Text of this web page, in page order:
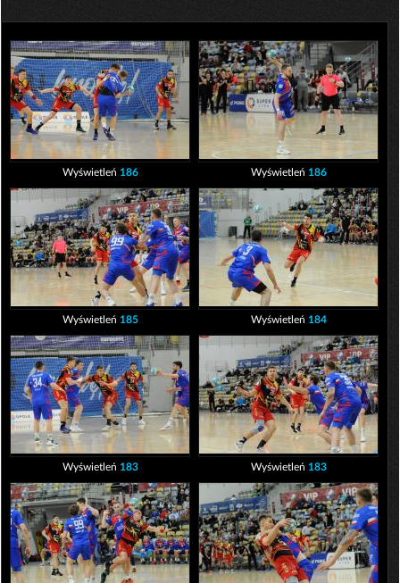
Wyświetleń 186 Wyświetleń 186
Wyświetleń 185 Wyświetleń 184
Wyświetleń 183 Wyświetleń 183